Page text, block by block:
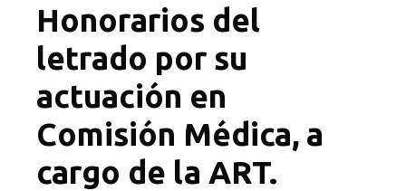
Honorarios del
letrado por su
actuación en
Comisión Médica, a
cargo de la ART.